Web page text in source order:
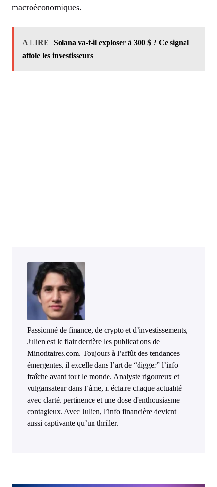
macroéconomiques.
A LIRE
Solana va-t-il exploser à 300 $ ? Ce signal
affole les investisseurs
Passionné de finance, de crypto et d’investissements,
Julien est le flair derrière les publications de
Minoritaires.com. Toujours à l’affût des tendances
émergentes, il excelle dans l’art de “digger” l’info
fraîche avant tout le monde. Analyste rigoureux et
vulgarisateur dans l’âme, il éclaire chaque actualité
avec clarté, pertinence et une dose d'enthousiasme
contagieux. Avec Julien, l’info financière devient
aussi captivante qu’un thriller.